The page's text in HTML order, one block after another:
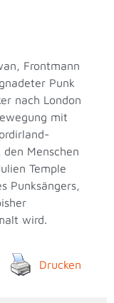
Frontmann
Punk
nach London
mit
Menschen
Temple
Punksängers,
wird.
Drucken